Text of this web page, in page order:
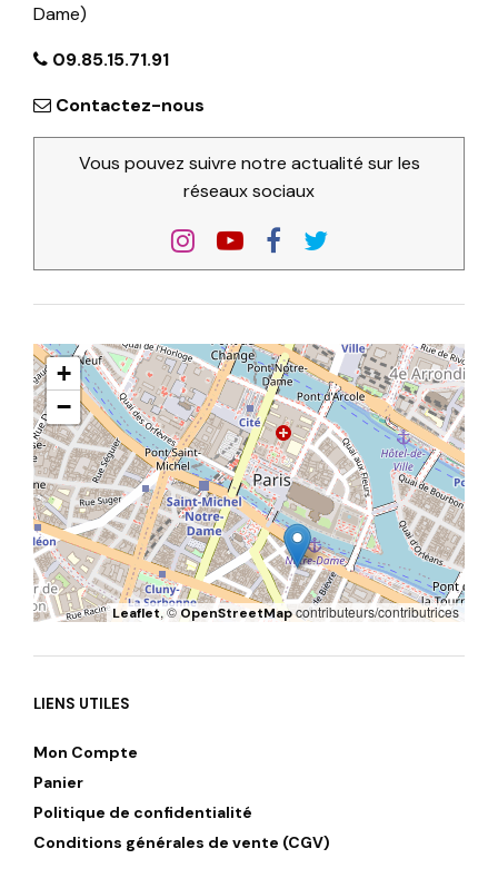
Dame)
09.85.15.71.91
Contactez-nous
Vous pouvez suivre notre actualité sur les
réseaux sociaux
+
−
Leaflet, ©OpenStreetMapcontributeurs/contributrices
LIENS UTILES
Mon Compte
Panier
Politique de confidentialité
Conditions générales de vente (CGV)